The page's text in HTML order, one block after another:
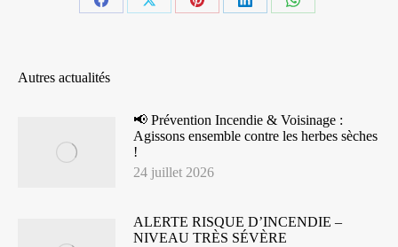
PartagerPartagerPartagerPartagerPartager
Autres actualités
📢 Prévention Incendie & Voisinage :
Agissons ensemble contre les herbes sèches
!
24 juillet 2026
ALERTE RISQUE D’INCENDIE –
NIVEAU TRÈS SÉVÈRE